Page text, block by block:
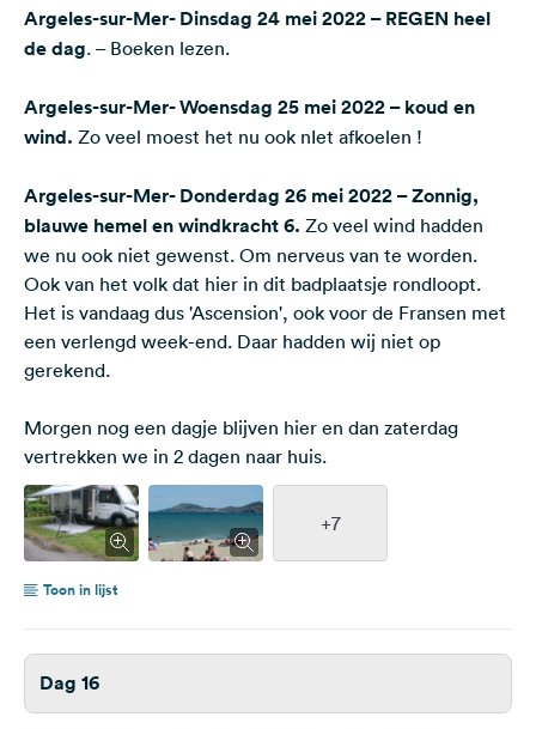
Argeles-sur-Mer- Dinsdag 24 mei 2022 – REGEN heel
de dag. – Boeken lezen.
Argeles-sur-Mer- Woensdag 25 mei 2022 – koud en
wind. Zo veel moest het nu ook nIet afkoelen !
Argeles-sur-Mer- Donderdag 26 mei 2022 – Zonnig,
blauwe hemel en windkracht 6. Zo veel wind hadden
we nu ook niet gewenst. Om nerveus van te worden.
Ook van het volk dat hier in dit badplaatsje rondloopt.
Het is vandaag dus 'Ascension', ook voor de Fransen met
een verlengd week-end. Daar hadden wij niet op
gerekend.
Morgen nog een dagje blijven hier en dan zaterdag
vertrekken we in 2 dagen naar huis.
+7
Toon in lijst
Dag 16